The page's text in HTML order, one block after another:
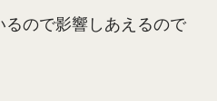
ので影響しあえるので